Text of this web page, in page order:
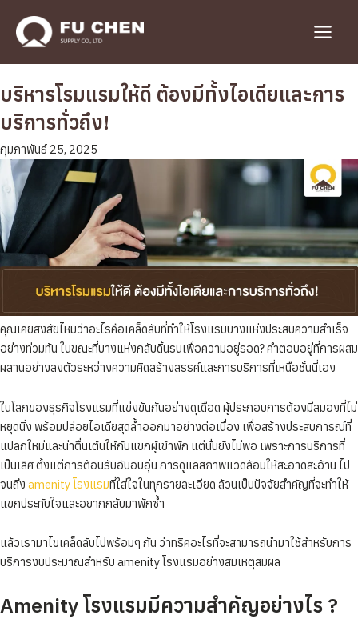
content
บริหารโรมแรมให้ดี ต้องมีทั้งไอเดียและการ
บริการทั่วถึง!
กุมภาพันธ์ 25, 2025
คุณเคยสงสัยไหมว่าอะไรคือเคล็ดลับที่ทำให้โรงแรมบางแห่งประสบความสำเร็จ
อย่างท่วมท้น ในขณะที่บางแห่งกลับดิ้นรนเพื่อความอยู่รอด? คำตอบอยู่ที่การผสม
ผสานอย่างลงตัวระหว่างความคิดสร้างสรรค์และการบริการที่เหนือชั้นนี่เอง
ในโลกของธุรกิจโรงแรมที่แข่งขันกันอย่างดุเดือด ผู้ประกอบการต้องมีสมองที่ไม่
หยุดนิ่ง พร้อมปล่อยไอเดียสุดล้ำออกมาอย่างต่อเนื่อง เพื่อสร้างประสบการณ์ที่
แปลกใหม่และน่าตื่นเต้นให้กับแขกผู้เข้าพัก แต่นั่นยังไม่พอ เพราะการบริการที่
เป็นเลิศ ตั้งแต่การต้อนรับอันอบอุ่น การดูแลสภาพแวดล้อมให้สะอาดสะอ้าน ไป
จนถึง amenity โรงแรมที่ใส่ใจในทุกรายละเอียด ล้วนเป็นปัจจัยสำคัญที่จะทำให้
แขกประทับใจและอยากกลับมาพักซ้ำ
แล้วเรามาไขเคล็ดลับไปพร้อมๆ กัน ว่าทริคอะไรที่จะสามารถนำมาใช้สำหรับการ
บริการงบประมาณสำหรับ amenity โรงแรมอย่างสมเหตุสมผล
Amenity โรงแรมมีความสำคัญอย่างไร ?